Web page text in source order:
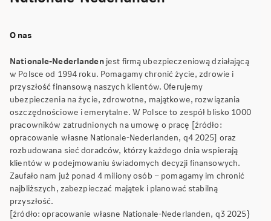
O nas
Nationale-Nederlanden jest firmą ubezpieczeniową działającą
w Polsce od 1994 roku. Pomagamy chronić życie, zdrowie i
przyszłość finansową naszych klientów. Oferujemy
ubezpieczenia na życie, zdrowotne, majątkowe, rozwiązania
oszczędnościowe i emerytalne. W Polsce to zespół blisko 1000
pracowników zatrudnionych na umowę o pracę [źródło:
opracowanie własne Nationale-Nederlanden, q4 2025] oraz
rozbudowana sieć doradców, którzy każdego dnia wspierają
klientów w podejmowaniu świadomych decyzji finansowych.
Zaufało nam już ponad 4 miliony osób – pomagamy im chronić
najbliższych, zabezpieczać majątek i planować stabilną
przyszłość.
[źródło: opracowanie własne Nationale-Nederlanden, q3 2025}